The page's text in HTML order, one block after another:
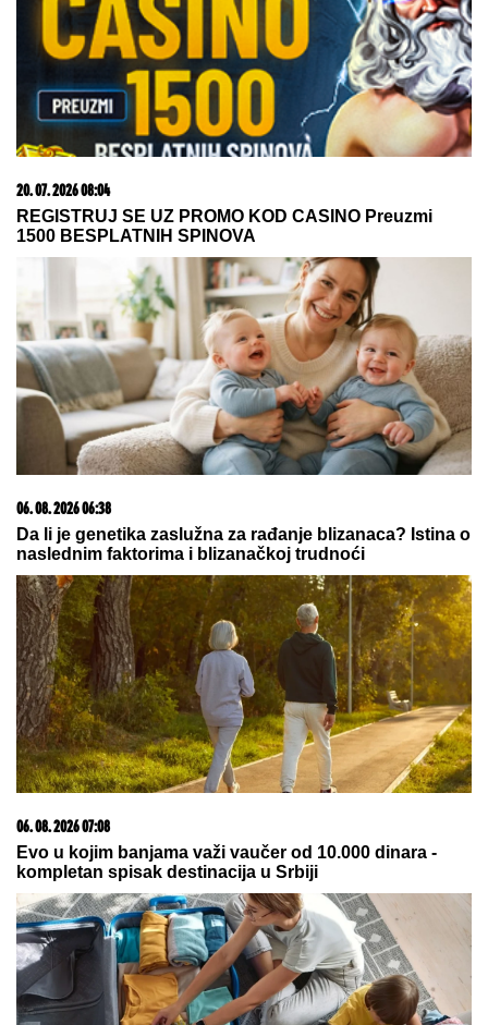
Došao da fotografiše venčanje, a
onda je ugledao mladu i doživeo
ŠOK ŽIVOTA - odmah odbio da slika!
Kada je saznao KO JE ONA, nastao
PORODILA SE ZVEZDA GRANDAPlavokosa
MOĆNIM ZNAČENJEM
"Otac je napustio majku jer je nije
voleo, a onda je ona pozajmljivala
novac!" Ovo je istina o odrastanju
Dina Merlina
"IMAO JE NAPADE, TREBALO SE
selo, pa morala da donese najtežu
odluku: "Postao je agresivan"